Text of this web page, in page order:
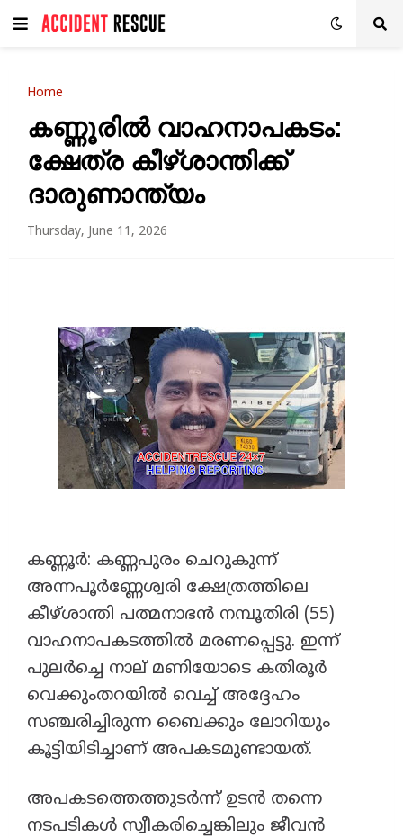
Home
കണ്ണൂരിൽ വാഹനാപകടം:
ക്ഷേത്ര കീഴ്ശാന്തിക്ക്
ദാരുണാന്ത്യം
Thursday, June 11, 2026
​കണ്ണൂർ: കണ്ണപുരം ചെറുകുന്ന്
അന്നപൂർണ്ണേശ്വരി ക്ഷേത്രത്തിലെ
കീഴ്ശാന്തി പത്മനാഭൻ നമ്പൂതിരി (55)
വാഹനാപകടത്തിൽ മരണപ്പെട്ടു. ഇന്ന്
പുലർച്ചെ നാല് മണിയോടെ കതിരൂർ
വെക്കുംതറയിൽ വെച്ച് അദ്ദേഹം
സഞ്ചരിച്ചിരുന്ന ബൈക്കും ലോറിയും
കൂട്ടിയിടിച്ചാണ് അപകടമുണ്ടായത്.
​അപകടത്തെത്തുടർന്ന് ഉടൻ തന്നെ
നടപടികൾ സ്വീകരിച്ചെങ്കിലും ജീവൻ